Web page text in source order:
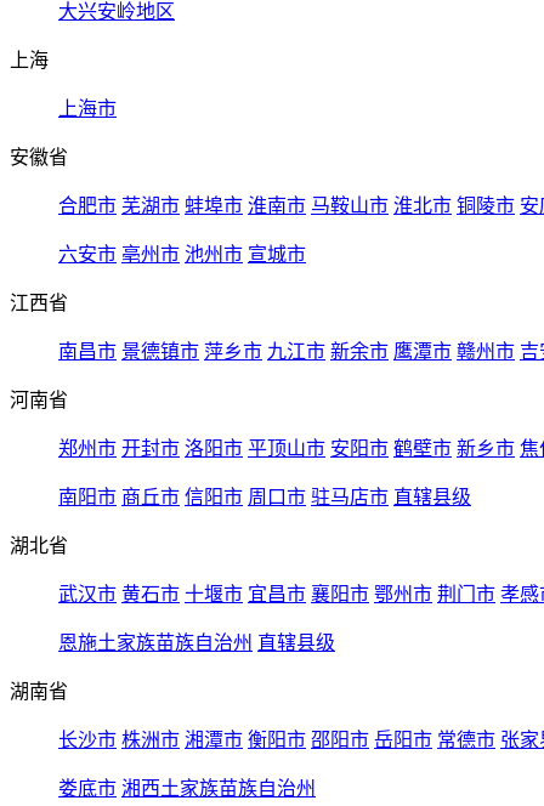
大兴安岭地区
上海
上海市
安徽省
合肥市 芜湖市 蚌埠市 淮南市 马鞍山市 淮北市 铜陵市 安
六安市 亳州市 池州市 宣城市
江西省
南昌市 景德镇市 萍乡市 九江市 新余市 鹰潭市 赣州市 吉
河南省
郑州市 开封市 洛阳市 平顶山市 安阳市 鹤壁市 新乡市 焦
南阳市 商丘市 信阳市 周口市 驻马店市 直辖县级
湖北省
武汉市 黄石市 十堰市 宜昌市 襄阳市 鄂州市 荆门市 孝感
恩施土家族苗族自治州 直辖县级
湖南省
长沙市 株洲市 湘潭市 衡阳市 邵阳市 岳阳市 常德市 张家
娄底市 湘西土家族苗族自治州